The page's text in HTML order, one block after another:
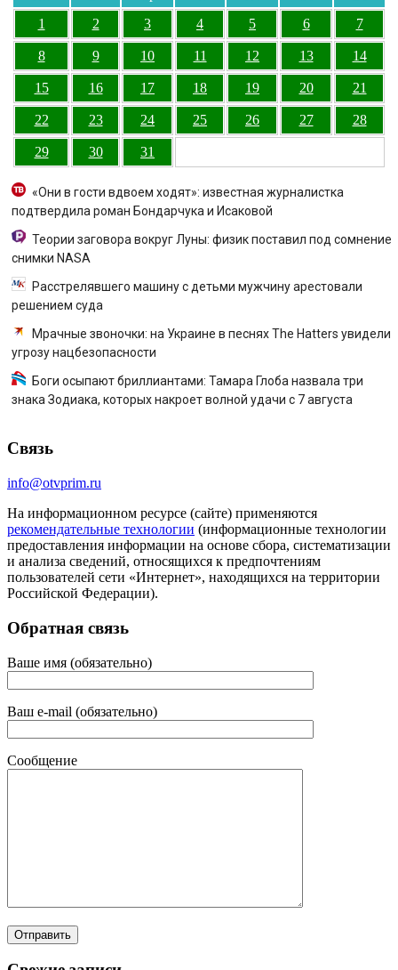
1
2 3 4 5 6 7
8 9 10 11 12 13 14
15 16 17 18 19 20 21
22 23 24 25 26 27 28
29 30 31
«Они в гости вдвоем ходят»: известная журналистка
подтвердила роман Бондарчука и Исаковой
Теории заговора вокруг Луны: физик поставил под сомнение
снимки NASA
Расстрелявшего машину с детьми мужчину арестовали
решением суда
Мрачные звоночки: на Украине в песнях The Hatters увидели
угрозу нацбезопасности
Боги осыпают бриллиантами: Тамара Глоба назвала три
знака Зодиака, которых накроет волной удачи с 7 августа
Связь
info@otvprim.ru
На информационном ресурсе (сайте) применяются
рекомендательные технологии (информационные технологии
предоставления информации на основе сбора, систематизации
и анализа сведений, относящихся к предпочтениям
пользователей сети «Интернет», находящихся на территории
Российской Федерации).
Обратная связь
Ваше имя (обязательно)
Ваш e-mail (обязательно)
Сообщение